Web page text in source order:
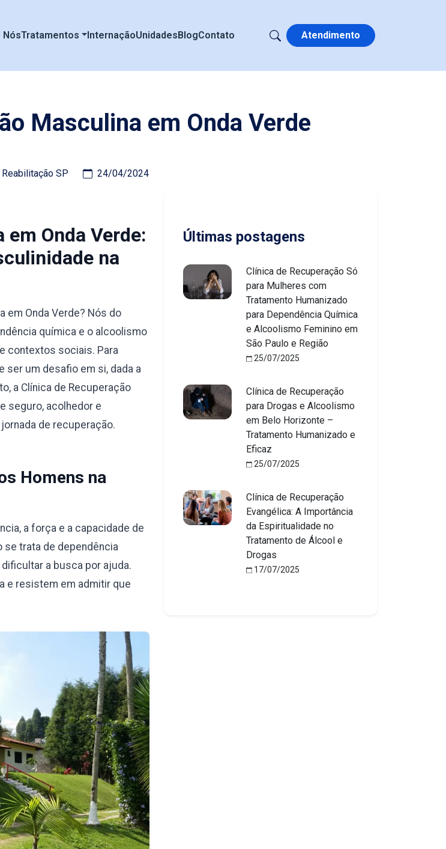
NósTratamentos InternaçãoUnidadesBlogContato Atendimento
Masculina em Onda Verde
SP 24/04/2024
Onda Verde:
na
em Onda Verde? Nós do
química e o alcoolismo
contextos sociais. Para
ser um desafio em si, dada a
a Clínica de Recuperação
seguro, acolhedor e
de recuperação.
Homens na
a força e a capacidade de
se trata de dependência
a busca por ajuda.
e resistem em admitir que
Últimas postagens
Clínica de Recuperação Só
para Mulheres com
Tratamento Humanizado
para Dependência Química
e Alcoolismo Feminino em
São Paulo e Região
25/07/2025
Clínica de Recuperação
para Drogas e Alcoolismo
em Belo Horizonte –
Tratamento Humanizado e
Eficaz
25/07/2025
Clínica de Recuperação
Evangélica: A Importância
da Espiritualidade no
Tratamento de Álcool e
Drogas
17/07/2025